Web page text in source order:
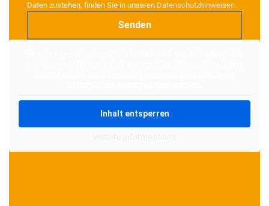
Daten zustehen, finden Sie in unseren Datenschutzhinweisen.
Inhalt entsperren